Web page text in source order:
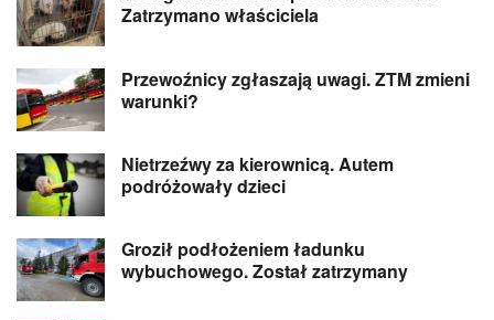
Zatrzymano właściciela
Przewoźnicy zgłaszają uwagi. ZTM zmieni
warunki?
Nietrzeźwy za kierownicą. Autem
podróżowały dzieci
Groził podłożeniem ładunku
wybuchowego. Został zatrzymany